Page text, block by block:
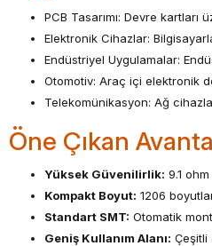
PCB Tasarımı: Devre kartları
Elektronik Cihazlar:
Endüstriyel Uygulamalar:
Otomotiv: Araç içi elektronik
Telekomünikasyon: Ağ
Öne Çıkan
Yüksek Güvenilirlik: 9.1
Kompakt Boyut: 1206
Standart SMT: Otomatik
Geniş Kullanım Alanı: Çeşitli